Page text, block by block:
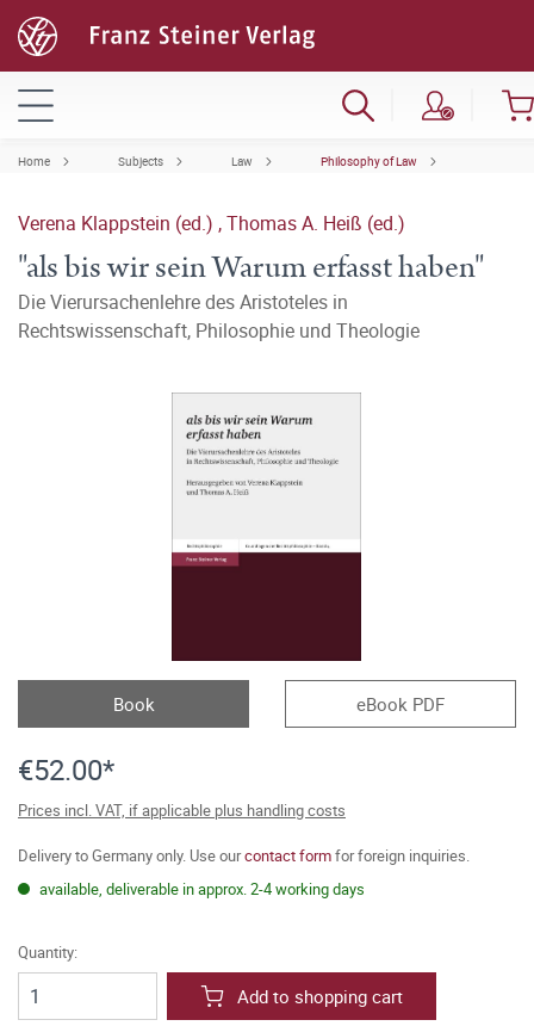
Home Subjects Law Philosophy of Law
Verena Klappstein (ed.) ,Thomas A. Heiß (ed.)
"als bis wir sein Warum erfasst haben"
Die Vierursachenlehre des Aristoteles in
Rechtswissenschaft, Philosophie und Theologie
Book eBook PDF
€52.00*
Prices incl. VAT, if applicable plus handling costs
Delivery to Germany only. Use ourcontact formfor foreign inquiries.
available, deliverable in approx. 2-4 working days
Quantity:
Add to shopping cart